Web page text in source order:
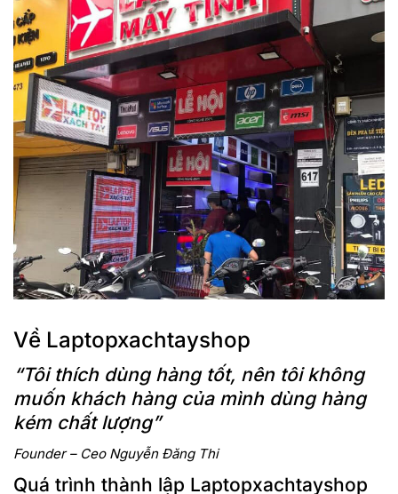
Về Laptopxachtayshop
“Tôi thích dùng hàng tốt, nên tôi không
muốn khách hàng của mình dùng hàng
kém chất lượng”
Founder – Ceo Nguyễn Đăng Thi
Quá trình thành lập Laptopxachtayshop